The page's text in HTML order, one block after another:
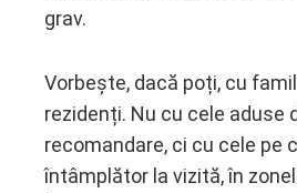
grav.
Vorbește, dacă poți, cu
rezidenți. Nu cu cele aduse
recomandare, ci cu cele pe
întâmplător la vizită, în